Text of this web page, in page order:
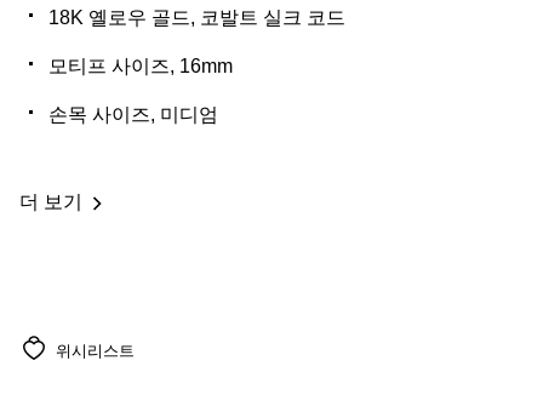
18K 옐로우 골드, 코발트 실크 코드
모티프 사이즈, 16mm
손목 사이즈, 미디엄
더 보기
위시리스트